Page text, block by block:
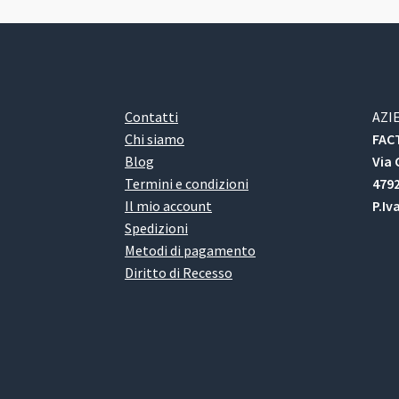
Contatti
Chi siamo
Blog
Termini e condizioni
Il mio account
Spedizioni
Metodi di pagamento
Diritto di Recesso
Via